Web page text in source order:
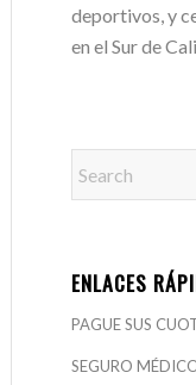
deportivos, y
en el Sur de
ENLACES
PAGUE SUS
SEGURO